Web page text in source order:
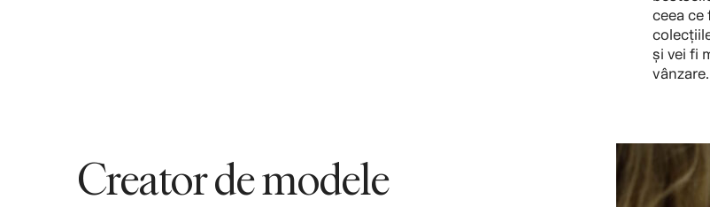
ceea ce
și vei fi
vânzare.
Creator de modele